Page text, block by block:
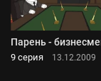
Парень -
9 серия 13.12.2009